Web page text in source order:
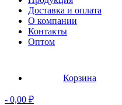
Доставка и оплата
О компании
Контакты
Оптом
Корзина
- 0,00 ₽